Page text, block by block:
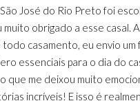
José do Rio Preto foi
obrigado a esse
casamento, eu envio
essenciais para o dia do
que me deixou muito
incríveis! E isso é